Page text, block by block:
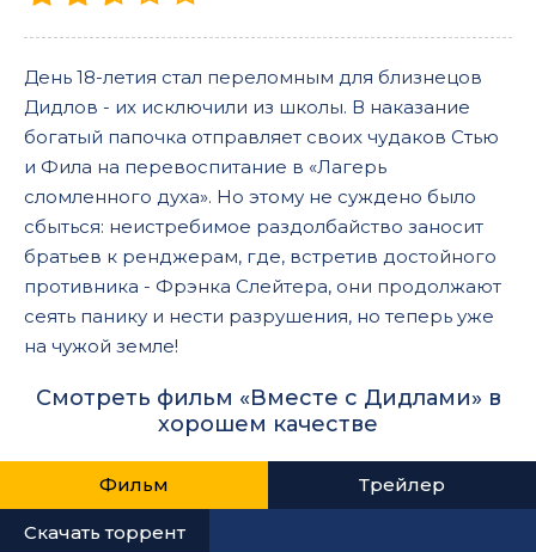
День 18-летия стал переломным для близнецов
Дидлов - их исключили из школы. В наказание
богатый папочка отправляет своих чудаков Стью
и Фила на перевоспитание в «Лагерь
сломленного духа». Но этому не суждено было
сбыться: неистребимое раздолбайство заносит
братьев к ренджерам, где, встретив достойного
противника - Фрэнка Слейтера, они продолжают
сеять панику и нести разрушения, но теперь уже
на чужой земле!
Смотреть фильм «Вместе с Дидлами» в
хорошем качестве
Фильм Трейлер
Скачать торрент